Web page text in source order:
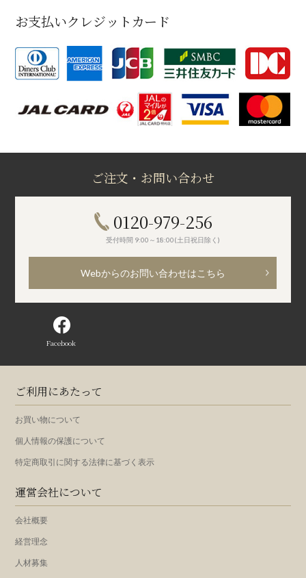
お支払いクレジットカード
ご注文・お問い合わせ
0120-979-256
受付時間 9:00～18:00(土日祝日除く)
Webからのお問い合わせはこちら
Facebook
ご利用にあたって
お買い物について
個人情報の保護について
特定商取引に関する法律に基づく表示
運営会社について
会社概要
経営理念
人材募集